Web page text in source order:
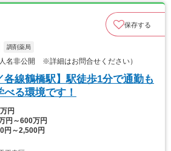
保存する
調剤薬局
名非公開 ※詳細はお問合せください）
各線鶴橋駅】駅徒歩1分で通勤も
る環境です！
円
円～600万円
円～2,500円